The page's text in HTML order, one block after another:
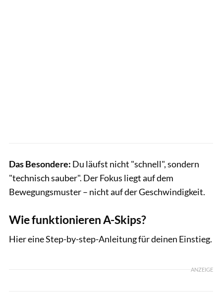
Das Besondere: Du läufst nicht "schnell", sondern
"technisch sauber". Der Fokus liegt auf dem
Bewegungsmuster – nicht auf der Geschwindigkeit.
Wie funktionieren A-Skips?
Hier eine Step-by-step-Anleitung für deinen Einstieg.
ANZEIGE